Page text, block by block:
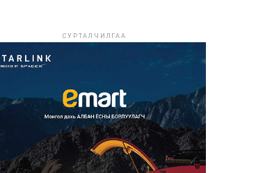
СУРТАЛЧИЛГАА